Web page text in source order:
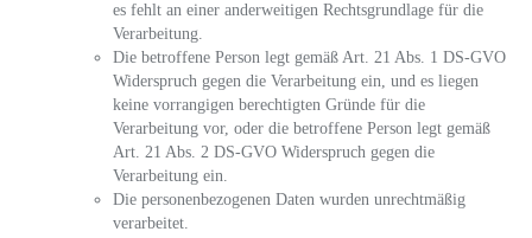
es fehlt an einer anderweitigen Rechtsgrundlage für die
Verarbeitung.
Die betroffene Person legt gemäß Art. 21 Abs. 1 DS-GVO
Widerspruch gegen die Verarbeitung ein, und es liegen
keine vorrangigen berechtigten Gründe für die
Verarbeitung vor, oder die betroffene Person legt gemäß
Art. 21 Abs. 2 DS-GVO Widerspruch gegen die
Verarbeitung ein.
Die personenbezogenen Daten wurden unrechtmäßig
verarbeitet.